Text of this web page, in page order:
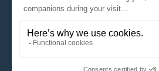
Mechelsesteenweg 288
+32 (0) 2 331 00 40
info@kreston-vdn.be